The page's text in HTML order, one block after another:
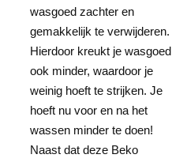
wasgoed zachter en
gemakkelijk te verwijderen.
Hierdoor kreukt je wasgoed
ook minder, waardoor je
weinig hoeft te strijken. Je
hoeft nu voor en na het
wassen minder te doen!
Naast dat deze Beko